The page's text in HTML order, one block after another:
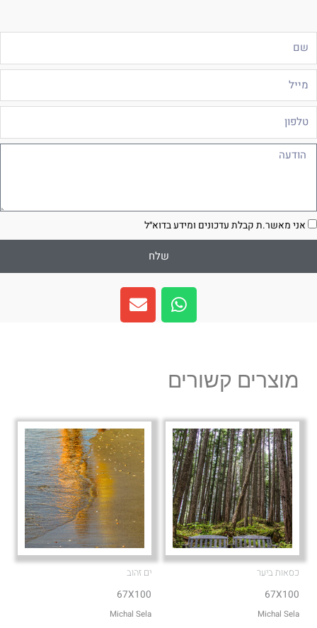
אני מאשר.ת קבלת עדכונים ומידע בדוא״ל
שלח
W
h
a
a
p
E
n
v
e
מוצרים קשורים
כסאות ביער
67X100
Michal Sela
ים זהוב
67X100
Michal Sela